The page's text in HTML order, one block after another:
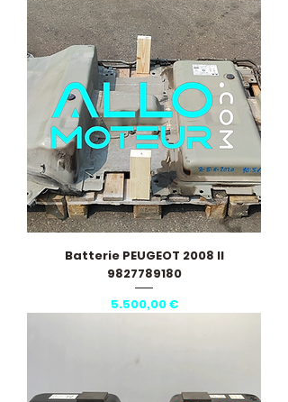
Batterie PEUGEOT 2008 II
9827789180
Pris
5.500,00 €